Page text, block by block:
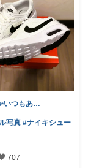
nao✨いつもありがとう😊
写真 #ナイキシュー
707